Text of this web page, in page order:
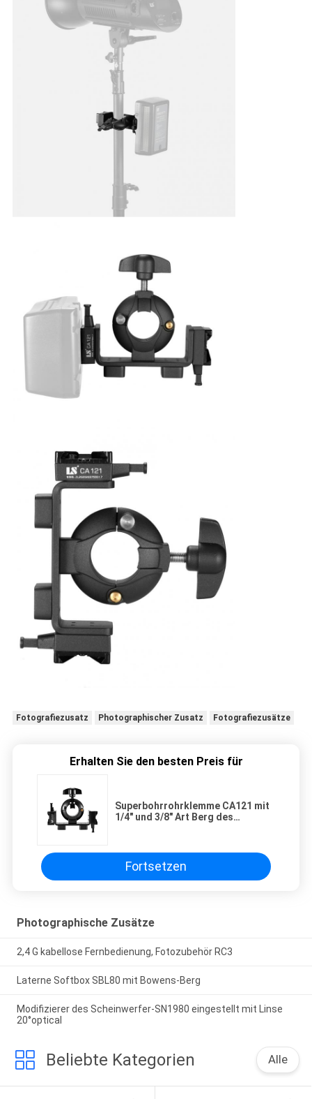
Fotografiezusatz Photographischer Zusatz Fotografiezusätze
Erhalten Sie den besten Preis für
Superbohrrohrklemme CA121 mit
1/4" und 3/8" Art Berg des
Fortsetzen
Photographische Zusätze
2,4 G kabellose Fernbedienung, Fotozubehör RC3
Laterne Softbox SBL80 mit Bowens-Berg
Modifizierer des Scheinwerfer-SN1980 eingestellt mit Linse
20°optical
Beliebte Kategorien Alle